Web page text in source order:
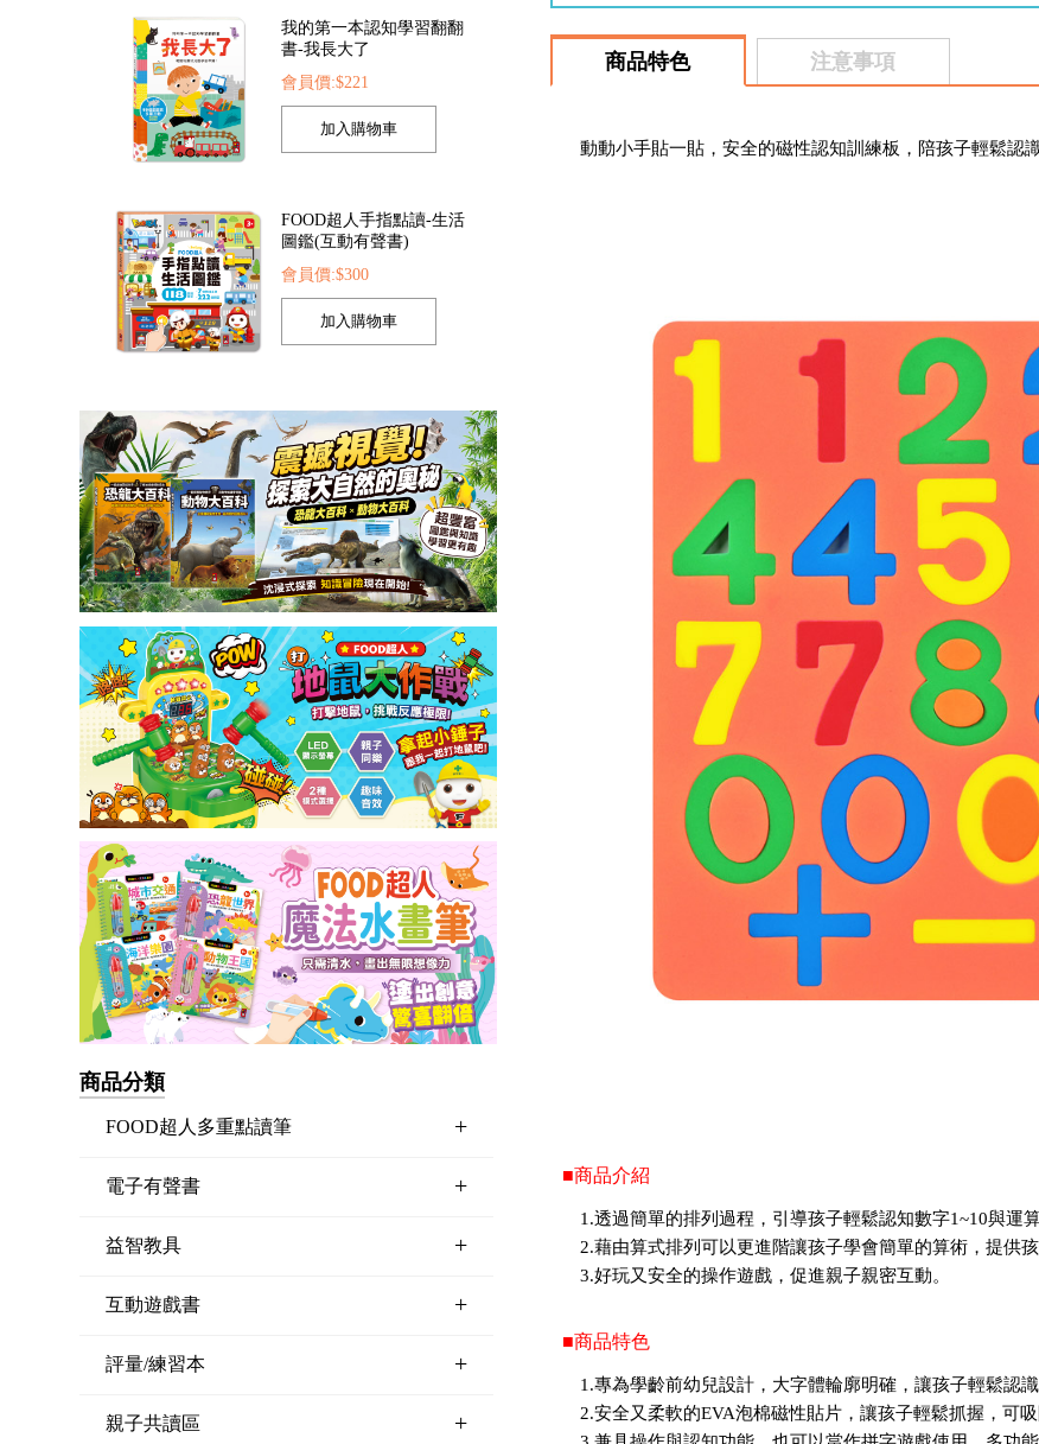
FOOD超人手指點讀-生活
圖鑑(互動有聲書)
孩子的第一套認知拼圖-動
物王國
商品分類
FOOD超人多重點讀筆 +
電子有聲書 +
益智教具 +
互動遊戲書 +
評量/練習本 +
親子共讀區 +
商品特色 注意事項
動動小手貼一貼，安全的磁性認知訓練板，陪孩子輕鬆認
■商品介紹
1.透過簡單的排列過程，引導孩子輕鬆認知數字1~10與運算
2.藉由算式排列可以更進階讓孩子學會簡單的算術，提供孩
3.好玩又安全的操作遊戲，促進親子親密互動。
■商品特色
1.專為學齡前幼兒設計，大字體輪廓明確，讓孩子輕鬆認識
2.安全又柔軟的EVA泡棉磁性貼片，讓孩子輕鬆抓握，可